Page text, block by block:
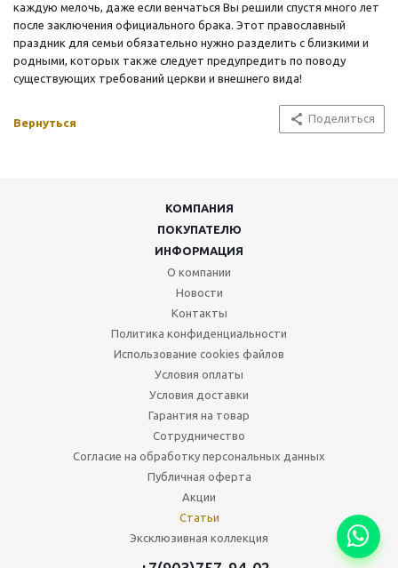
каждую мелочь, даже если венчаться Вы решили спустя много лет
после заключения официального брака. Этот православный
праздник для семьи обязательно нужно разделить с близкими и
родными, которых также следует предупредить по поводу
существующих требований церкви и внешнего вида!
Вернуться Поделиться
КОМПАНИЯ
ПОКУПАТЕЛЮ
ИНФОРМАЦИЯ
О компании
Новости
Контакты
Политика конфиденциальности
Использование cookies файлов
Условия оплаты
Условия доставки
Гарантия на товар
Сотрудничество
Согласие на обработку персональных данных
Публичная оферта
Акции
Статьи
Эксклюзивная коллекция